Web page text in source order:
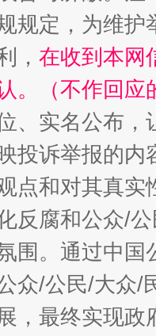
规定，为维
， 在收到本网
。（不作回应
、实名公布
投诉举报的
点和对其真实
反腐和公众/
围。通过中
众/公民/大众/
，最终实现